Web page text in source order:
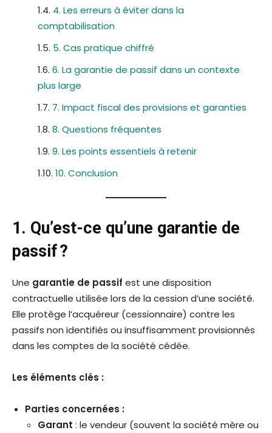
4. Les erreurs à éviter dans la
comptabilisation
5. Cas pratique chiffré
6. La garantie de passif dans un contexte
plus large
7. Impact fiscal des provisions et garanties
8. Questions fréquentes
9. Les points essentiels à retenir
10. Conclusion
1. Qu’est-ce qu’une garantie de
passif ?
Une garantie de passif est une disposition
contractuelle utilisée lors de la cession d’une société.
Elle protège l’acquéreur (cessionnaire) contre les
passifs non identifiés ou insuffisamment provisionnés
dans les comptes de la société cédée.
Les éléments clés :
Parties concernées :
Garant : le vendeur (souvent la société mère ou